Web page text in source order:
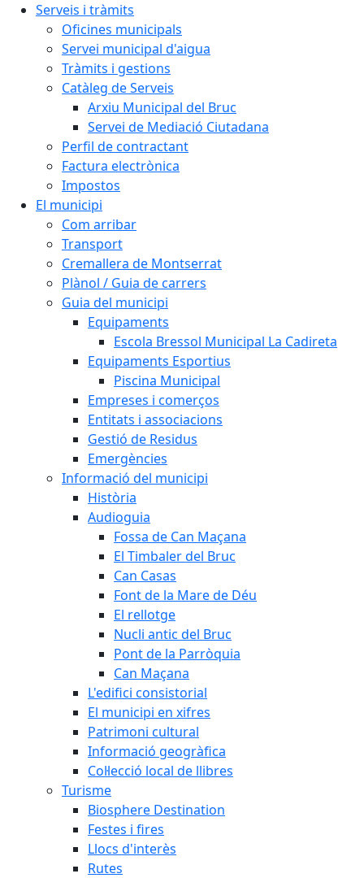
Serveis i tràmits
Oficines municipals
Servei municipal d'aigua
Tràmits i gestions
Catàleg de Serveis
Arxiu Municipal del Bruc
Servei de Mediació Ciutadana
Perfil de contractant
Factura electrònica
Impostos
El municipi
Com arribar
Transport
Cremallera de Montserrat
Plànol / Guia de carrers
Guia del municipi
Equipaments
Escola Bressol Municipal La Cadireta
Equipaments Esportius
Piscina Municipal
Empreses i comerços
Entitats i associacions
Gestió de Residus
Emergències
Informació del municipi
Història
Audioguia
Fossa de Can Maçana
El Timbaler del Bruc
Can Casas
Font de la Mare de Déu
El rellotge
Nucli antic del Bruc
Pont de la Parròquia
Can Maçana
L'edifici consistorial
El municipi en xifres
Patrimoni cultural
Informació geogràfica
Col·lecció local de llibres
Turisme
Biosphere Destination
Festes i fires
Llocs d'interès
Rutes